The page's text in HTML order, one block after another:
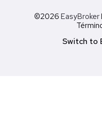
©2026 EasyBroker
Switch to